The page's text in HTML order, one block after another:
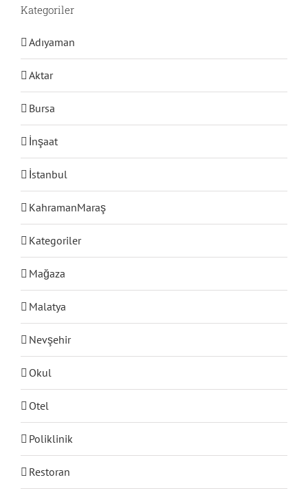
Kategoriler
Adıyaman
Aktar
Bursa
İnşaat
İstanbul
KahramanMaraş
Kategoriler
Mağaza
Malatya
Nevşehir
Okul
Otel
Poliklinik
Restoran